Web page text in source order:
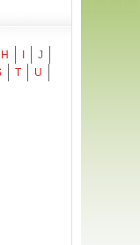
H
J
T
U